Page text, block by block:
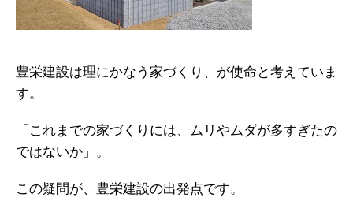
豊栄建設は理にかなう家づくり、が使命と考えていま
す。
「これまでの家づくりには、ムリやムダが多すぎたの
ではないか」。
この疑問が、豊栄建設の出発点です。